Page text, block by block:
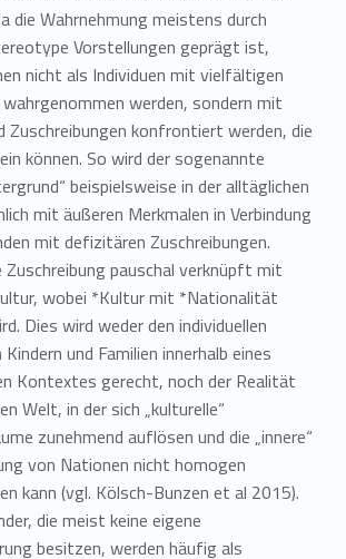
die Wahrnehmung meistens durch
Vorstellungen geprägt ist,
nicht als Individuen mit vielfältigen
werden, sondern mit
Zuschreibungen konfrontiert werden, die
können. So wird der sogenannte
beispielsweise in der alltäglichen
mit äußeren Merkmalen in Verbindung
mit defizitären Zuschreibungen.
pauschal verknüpft mit
wobei *Kultur mit *Nationalität
Dies wird weder den individuellen
und Familien innerhalb eines
Kontextes gerecht, noch der Realität
Welt, in der sich „kulturelle“
zunehmend auflösen und die „innere“
von Nationen nicht homogen
kann (vgl. Kölsch-Bunzen et al 2015).
die meist keine eigene
besitzen, werden häufig als